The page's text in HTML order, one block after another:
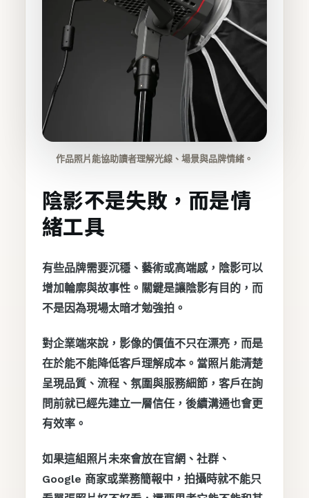
作品照片能協助讀者理解光線、場景與品牌情緒。
陰影不是失敗，而是情
緒工具
有些品牌需要沉穩、藝術或高端感，陰影可以
增加輪廓與故事性。關鍵是讓陰影有目的，而
不是因為現場太暗才勉強拍。
對企業端來說，影像的價值不只在漂亮，而是
在於能不能降低客戶理解成本。當照片能清楚
呈現品質、流程、氛圍與服務細節，客戶在詢
問前就已經先建立一層信任，後續溝通也會更
有效率。
如果這組照片未來會放在官網、社群、
Google 商家或業務簡報中，拍攝時就不能只